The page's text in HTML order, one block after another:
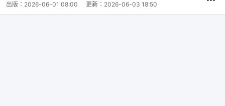
出版： 2026-06-01 08:00 更新： 2026-06-03 18:50